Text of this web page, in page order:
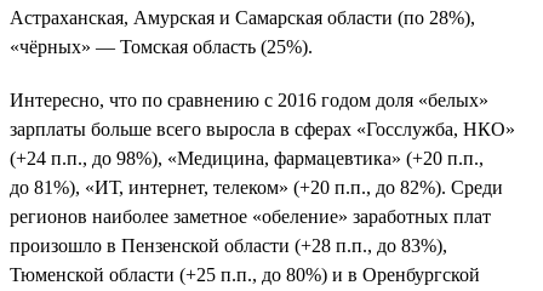
Астраханская, Амурская и Самарская области (по 28%),
«чёрных» — Томская область (25%).
Интересно, что по сравнению с 2016 годом доля «белых»
зарплаты больше всего выросла в сферах «Госслужба, НКО»
(+24 п.п., до 98%), «Медицина, фармацевтика» (+20 п.п.,
до 81%), «ИТ, интернет, телеком» (+20 п.п., до 82%). Среди
регионов наиболее заметное «обеление» заработных плат
произошло в Пензенской области (+28 п.п., до 83%),
Тюменской области (+25 п.п., до 80%) и в Оренбургской